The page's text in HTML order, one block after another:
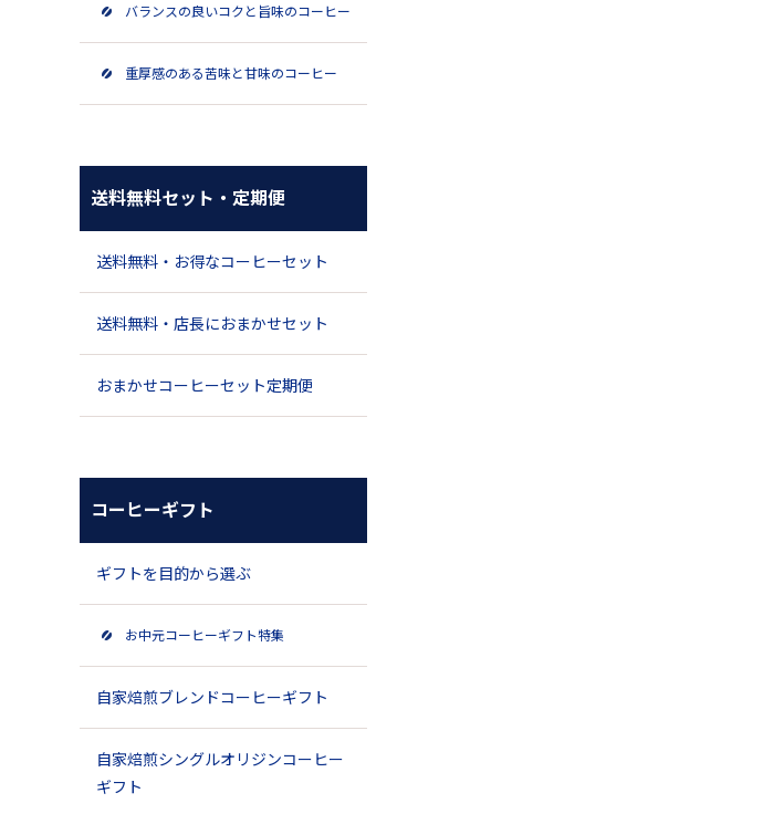
バランスの良いコクと旨味のコーヒー
重厚感のある苦味と甘味のコーヒー
送料無料セット・定期便
送料無料・お得なコーヒーセット
送料無料・店長におまかせセット
おまかせコーヒーセット定期便
コーヒーギフト
ギフトを目的から選ぶ
お中元コーヒーギフト特集
自家焙煎ブレンドコーヒーギフト
自家焙煎シングルオリジンコーヒー
ギフト